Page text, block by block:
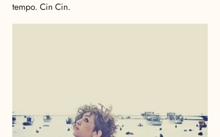
tempo. Cin Cin.